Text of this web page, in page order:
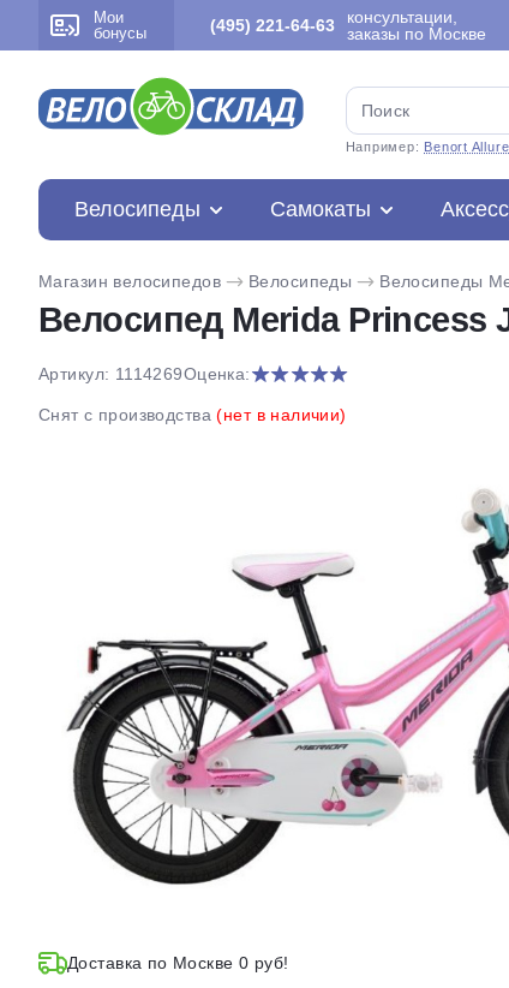
Мои
бонусы
(495) 221-64-63
консультации,
заказы по Москве
Например: Benort Allure
Велосипеды Самокаты
Магазин велосипедов Велосипеды Велосипеды
Велосипед Merida Princess
Артикул: 1114269Оценка:
Снят с производства(нет в наличии)
Доставка по Москве 0 руб!